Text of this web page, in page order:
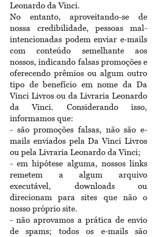
Leonardo da Vinci.
No entanto, aproveitando-se de
nossa credibilidade, pessoas mal-
intencionadas podem enviar e-mails
com conteúdo semelhante aos
nossos, indicando falsas promoções e
oferecendo prêmios ou algum outro
tipo de benefício em nome da Da
Vinci Livros ou da Livraria Leonardo
da Vinci. Considerando isso,
informamos que:
- são promoções falsas, não são e-
mails enviados pela Da Vinci Livros
ou pela Livraria Leonardo da Vinci;
- em hipótese alguma, nossos links
remetem a algum arquivo
executável, downloads ou
direcionam para sites que não o
nosso próprio site.
- não aprovamos a prática de envio
de spams; todos os e-mails são